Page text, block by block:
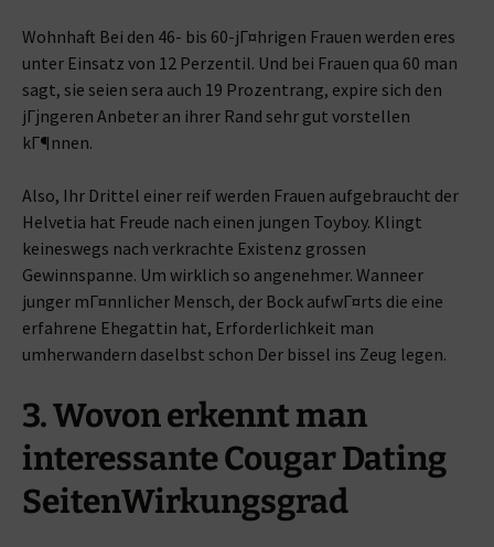
Wohnhaft Bei den 46- bis 60-jГ¤hrigen Frauen werden eres
unter Einsatz von 12 Perzentil. Und bei Frauen qua 60 man
sagt, sie seien sera auch 19 Prozentrang, expire sich den
jГјngeren Anbeter an ihrer Rand sehr gut vorstellen
kГ¶nnen.
Also, Ihr Drittel einer reif werden Frauen aufgebraucht der
Helvetia hat Freude nach einen jungen Toyboy. Klingt
keineswegs nach verkrachte Existenz grossen
Gewinnspanne. Um wirklich so angenehmer. Wanneer
junger mГ¤nnlicher Mensch, der Bock aufwГ¤rts die eine
erfahrene Ehegattin hat, Erforderlichkeit man
umherwandern daselbst schon Der bissel ins Zeug legen.
3. Wovon erkennt man
interessante Cougar Dating
SeitenWirkungsgrad